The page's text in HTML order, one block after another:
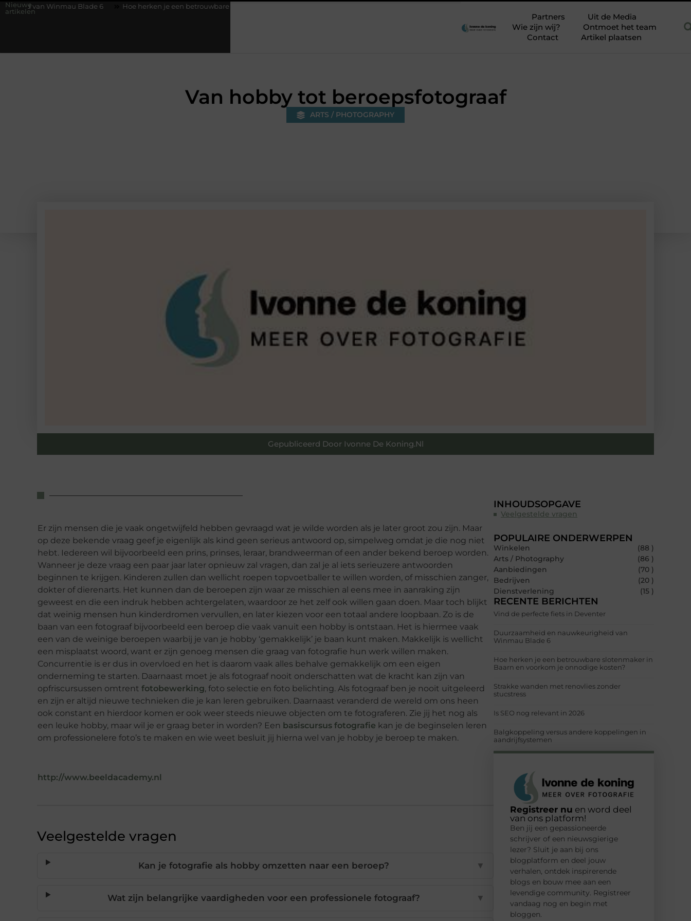
Nieuwe
artikelen
Blade 6 Hoe herken je een betrouwbare slotenmaker in Baarn en voorkom je onnodige kosten?
Partners
Uit de Media
Wie zijn wij?
Ontmoet het team
Contact
Artikel plaatsen
Van hobby tot beroepsfotograaf
ARTS / PHOTOGRAPHY
Gepubliceerd Door Ivonne De Koning.nl
Er zijn mensen die je vaak ongetwijfeld hebben gevraagd wat je wilde worden als je later groot zou zijn. Maar
op deze bekende vraag geef je eigenlijk als kind geen serieus antwoord op, simpelweg omdat je die nog niet
hebt. Iedereen wil bijvoorbeeld een prins, prinses, leraar, brandweerman of een ander bekend beroep worden.
Wanneer je deze vraag een paar jaar later opnieuw zal vragen, dan zal je al iets serieuzere antwoorden
beginnen te krijgen. Kinderen zullen dan wellicht roepen topvoetballer te willen worden, of misschien zanger,
dokter of dierenarts. Het kunnen dan de beroepen zijn waar ze misschien al eens mee in aanraking zijn
geweest en die een indruk hebben achtergelaten, waardoor ze het zelf ook willen gaan doen. Maar toch blijkt
dat weinig mensen hun kinderdromen vervullen, en later kiezen voor een totaal andere loopbaan. Zo is de
baan van een fotograaf bijvoorbeeld een beroep die vaak vanuit een hobby is ontstaan. Het is hiermee vaak
een van de weinige beroepen waarbij je van je hobby ‘gemakkelijk’ je baan kunt maken. Makkelijk is wellicht
een misplaatst woord, want er zijn genoeg mensen die graag van fotografie hun werk willen maken.
Concurrentie is er dus in overvloed en het is daarom vaak alles behalve gemakkelijk om een eigen
onderneming te starten. Daarnaast moet je als fotograaf nooit onderschatten wat de kracht kan zijn van
opfriscursussen omtrent fotobewerking, foto selectie en foto belichting. Als fotograaf ben je nooit uitgeleerd
en zijn er altijd nieuwe technieken die je kan leren gebruiken. Daarnaast veranderd de wereld om ons heen
ook constant en hierdoor komen er ook weer steeds nieuwe objecten om te fotograferen. Zie jij het nog als
een leuke hobby, maar wil je er graag beter in worden? Een basiscursus fotografie kan je de beginselen leren
om professionelere foto’s te maken en wie weet besluit jij hierna wel van je hobby je beroep te maken.
http://www.beeldacademy.nl
Veelgestelde vragen
Kan je fotografie als hobby omzetten naar een beroep? ▼
Wat zijn belangrijke vaardigheden voor een professionele fotograaf? ▼
INHOUDSOPGAVE
Veelgestelde vragen
POPULAIRE ONDERWERPEN
Winkelen
(88 )
Arts / Photography
(86 )
Aanbiedingen
(70 )
Bedrijven
(20 )
Dienstverlening
(15 )
RECENTE BERICHTEN
Vind de perfecte fiets in Deventer
Duurzaamheid en nauwkeurigheid van
Winmau Blade 6
Hoe herken je een betrouwbare slotenmaker in
Baarn en voorkom je onnodige kosten?
Strakke wanden met renovlies zonder
stucstress
Is SEO nog relevant in 2026
Balgkoppeling versus andere koppelingen in
aandrijfsystemen
Registreer nu en word deel
van ons platform!
Ben jij een gepassioneerde
schrijver of een nieuwsgierige
lezer? Sluit je aan bij ons
blogplatform en deel jouw
verhalen, ontdek inspirerende
blogs en bouw mee aan een
levendige community. Registreer
vandaag nog en begin met
bloggen.